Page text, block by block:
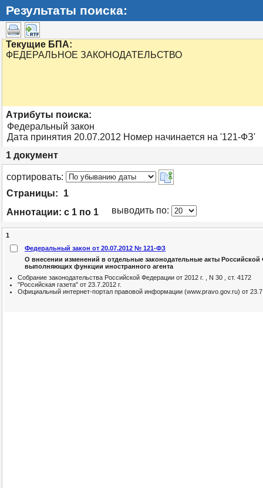
Результаты поиска:
Текущие БПА:
ФЕДЕРАЛЬНОЕ ЗАКОНОДАТЕЛЬСТВО
Атрибуты поиска:
Федеральный закон
Дата принятия 20.07.2012 Номер начинается на '121-ФЗ'
1 документ
cортировать:
Страницы:
1
Аннотации: с 1 по 1 выводить по: